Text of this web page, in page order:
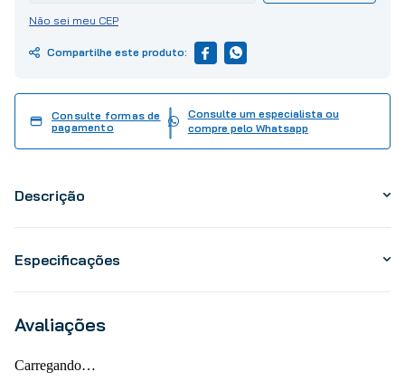
Não sei meu CEP
Consulte formas de
pagamento
Consulte um especialista ou
compre pelo Whatsapp
Descrição
Especificações
Avaliações
Carregando…